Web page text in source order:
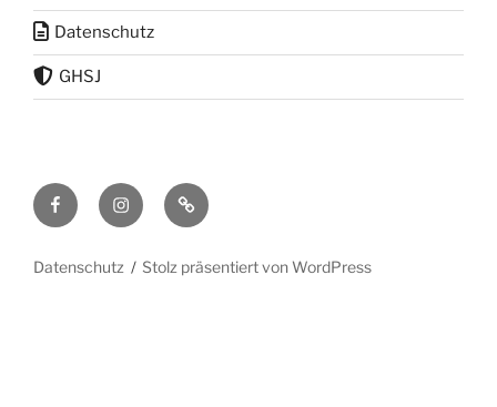
Datenschutz
GHSJ
FacebookInstagram
RSS
Datenschutz Stolz präsentiert von WordPress